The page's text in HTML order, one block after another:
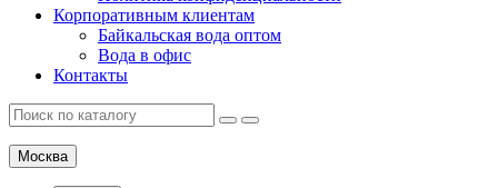
Корпоративным клиентам
Байкальская вода оптом
Вода в офис
Контакты
Москва